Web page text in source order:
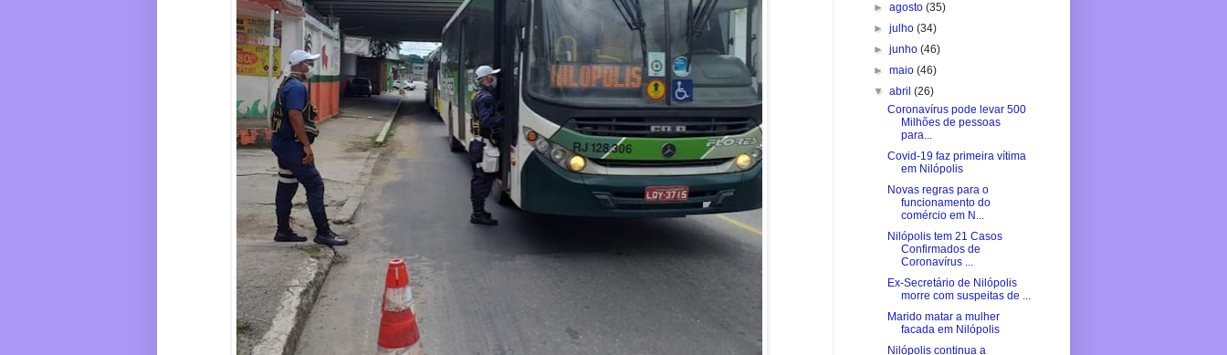
►agosto(35)
►julho(34)
►junho(46)
►maio(46)
▼abril(26)
Coronavírus pode levar 500
Milhões de pessoas
para...
Covid-19 faz primeira vítima
em Nilópolis
Novas regras para o
funcionamento do
comércio em N...
Nilópolis tem 21 Casos
Confirmados de
Coronavírus ...
Ex-Secretário de Nilópolis
morre com suspeitas de ...
Marido matar a mulher
facada em Nilópolis
Nilópolis continua a